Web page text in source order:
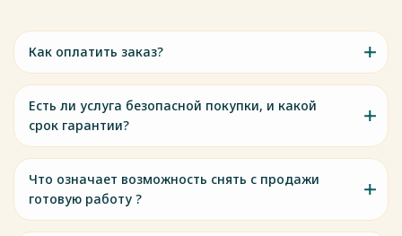
Как оплатить заказ?
Есть ли услуга безопасной покупки, и какой
срок гарантии?
Что означает возможность снять с продажи
готовую работу ?